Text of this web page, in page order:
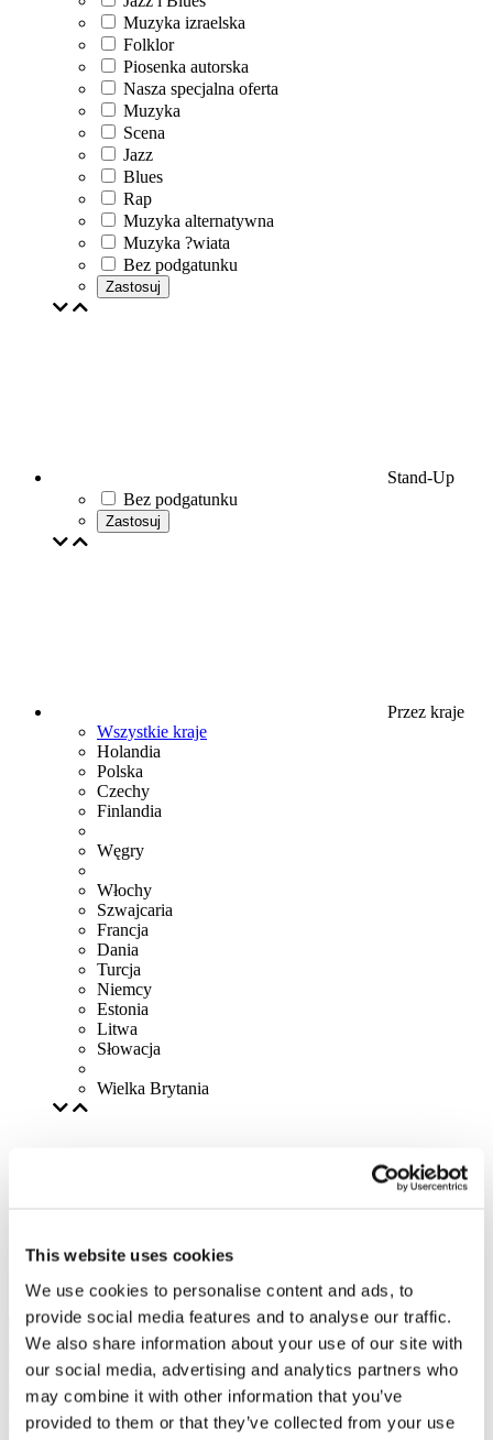
This website uses cookies
We use cookies to personalise content and ads, to
provide social media features and to analyse our traffic.
We also share information about your use of our site with
our social media, advertising and analytics partners who
may combine it with other information that you’ve
provided to them or that they’ve collected from your use
Muzyka izraelska
Folklor
Piosenka autorska
Nasza specjalna oferta
Muzyka
Scena
Jazz
Blues
Rap
Muzyka alternatywna
Muzyka ?wiata
Bez podgatunku
Zastosuj
Stand-Up
Bez podgatunku
Zastosuj
Przez kraje
Wszystkie kraje
Holandia
Polska
Czechy
Finlandia
Węgry
Włochy
Szwajcaria
Francja
Dania
Turcja
Niemcy
Estonia
Litwa
Słowacja
Wielka Brytania